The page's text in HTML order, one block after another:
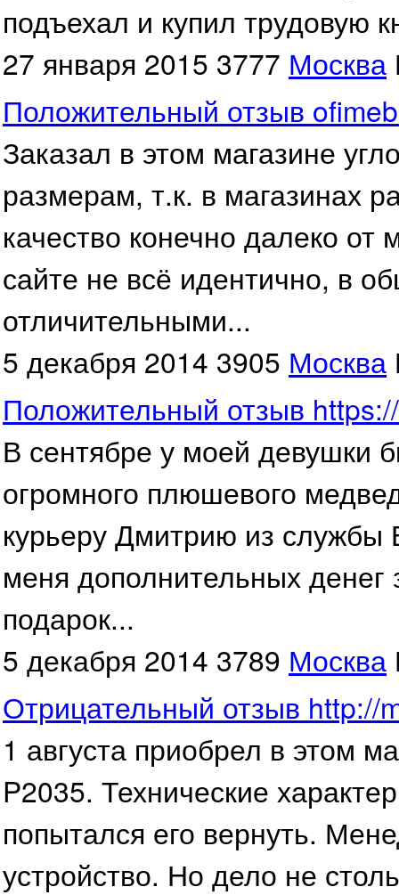
подъехал и купил трудовую
27 января 2015 3777 Москва
Положительный отзыв
Заказал в этом магазине
размерам, т.к. в магазинах
качество конечно далеко от
сайте не всё идентично, в
отличительными...
5 декабря 2014 3905 Москва
Положительный отзыв
В сентябре у моей девушки
огромного плюшевого
курьеру Дмитрию из службы
меня дополнительных
подарок...
5 декабря 2014 3789 Москва
Отрицательный отзыв http://
1 августа приобрел в этом
P2035. Технические
попытался его вернуть.
устройство. Но дело не